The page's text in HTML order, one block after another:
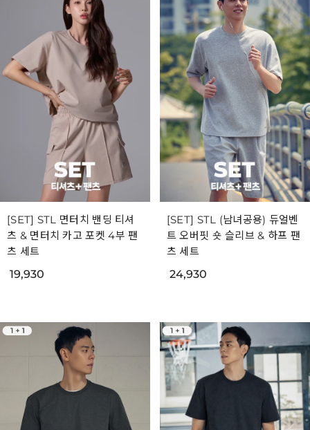
[SET] STL 면터치 밴딩 티셔
츠 & 면터치 카고 포켓 4부 팬
츠 세트
19,930
[SET] STL (남녀공용) 듀얼벤
트 오버핏 숏 슬리브 & 하프 팬
츠 세트
24,930